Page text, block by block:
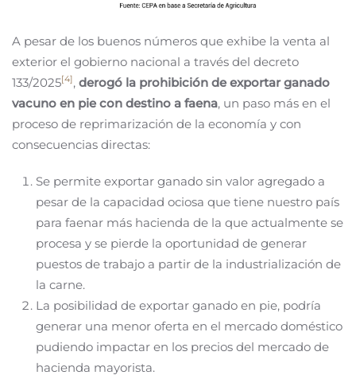
A pesar de los buenos números que exhibe la venta al
exterior el gobierno nacional a través del decreto
133/2025[4], derogó la prohibición de exportar ganado
vacuno en pie con destino a faena, un paso más en el
proceso de reprimarización de la economía y con
consecuencias directas:
Se permite exportar ganado sin valor agregado a
pesar de la capacidad ociosa que tiene nuestro país
para faenar más hacienda de la que actualmente se
procesa y se pierde la oportunidad de generar
puestos de trabajo a partir de la industrialización de
la carne.
La posibilidad de exportar ganado en pie, podría
generar una menor oferta en el mercado doméstico
pudiendo impactar en los precios del mercado de
hacienda mayorista.